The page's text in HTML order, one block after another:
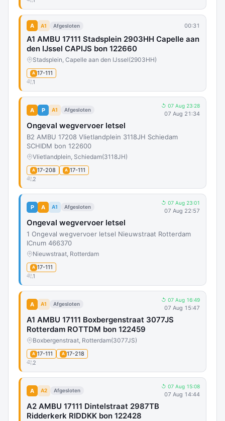
A A1 Afgesloten 00:31
A1 AMBU 17111 Stadsplein 2903HH Capelle aan
den IJssel CAPIJS bon 122660
Stadsplein, Capelle aan den IJssel(2903HH)
A 17-111
1
A P A1 Afgesloten
↺ 07 Aug 23:28
07 Aug 21:34
Ongeval wegvervoer letsel
B2 AMBU 17208 Vlietlandplein 3118JH Schiedam
SCHIDM bon 122600
Vlietlandplein, Schiedam(3118JH)
A 17-208 A 17-111
2
P A A1 Afgesloten
↺ 07 Aug 23:01
07 Aug 22:57
Ongeval wegvervoer letsel
1 Ongeval wegvervoer letsel Nieuwstraat Rotterdam
ICnum 466370
Nieuwstraat, Rotterdam
A 17-111
1
A A1 Afgesloten
↺ 07 Aug 16:49
07 Aug 15:47
A1 AMBU 17111 Boxbergenstraat 3077JS
Rotterdam ROTTDM bon 122459
Boxbergenstraat, Rotterdam(3077JS)
A 17-111 A 17-218
2
A A2 Afgesloten
↺ 07 Aug 15:08
07 Aug 14:44
A2 AMBU 17111 Dintelstraat 2987TB
Ridderkerk RIDDKK bon 122428